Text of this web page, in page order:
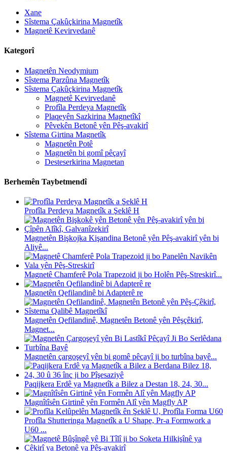
Xane
Sîstema Çakûçkirina Magnetîk
Magnetê Kevirvedanê
Kategorî
Magnetên Neodymium
Sîstema Parzûna Magnetîk
Sîstema Çakûçkirina Magnetîk
Magnetê Kevirvedanê
Profîla Perdeya Magnetîk
Plaqeyên Sazkirina Magnetîkî
Pêvekên Betonê yên Pêş-avakirî
Sîstema Girtina Magnetîk
Magnetên Potê
Magnetên bi gomî pêçayî
Desteserkirina Magnetan
Berhemên Taybetmendî
Profîla Perdeya Magnetîk a Şeklê H
Magnetên Bişkojka Kişandina Betonê yên Pêş-avakirî yên bi
Aliyê...
Magnetê Chamferê Pola Trapezoid ji bo Holên Pêş-Streskirî...
Magnetên Qefilandinê bi Adapterê re
Magnetên Qefilandinê, Magnetên Betonê yên Pêşçêkirî,
Magnet...
Magnetên çargoşeyî yên bi gomê pêçayî ji bo turbîna bayê...
Paqijkera Erdê ya Magnetîk a Bilez a Destan 18, 24, 30...
Magnîtîsên Girtinê yên Formên Alî yên Magfly AP
Profîla Shutteringa Magnetîk a U Shape, Pr-a Formwork a
U60 ...